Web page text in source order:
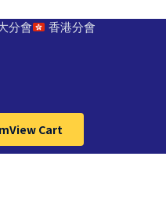
分會 香港分會
View Cart